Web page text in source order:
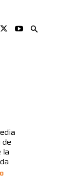
la